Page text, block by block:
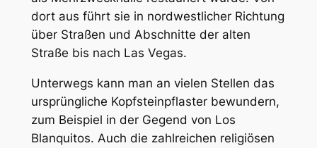
dort aus führt sie in nordwestlicher Richtung
über Straßen und Abschnitte der alten
Straße bis nach Las Vegas.
Unterwegs kann man an vielen Stellen das
ursprüngliche Kopfsteinpflaster bewundern,
zum Beispiel in der Gegend von Los
Blanquitos. Auch die zahlreichen religiösen